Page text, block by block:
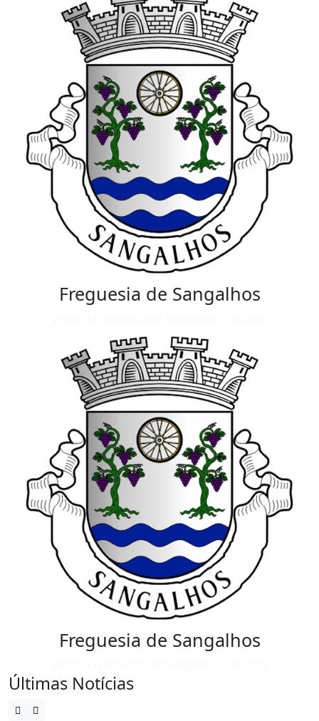
Freguesia de Sangalhos
Freguesia de Sangalhos
Últimas Notícias